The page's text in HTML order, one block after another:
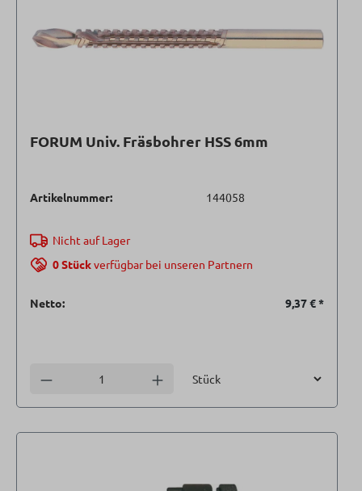
FORUM Univ. Fräsbohrer HSS 6mm
Artikelnummer: 144058
Nicht auf Lager
0 Stückverfügbar bei unseren Partnern
Netto: 9,37 €*
Anzahl verringern Anzahl erhöhen